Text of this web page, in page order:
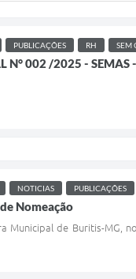
PUBLICAÇÕES RH SEM
N° 002 /2025 -
NOTICIAS PUBLICAÇÕES
Nomeação
de Buritis-MG,